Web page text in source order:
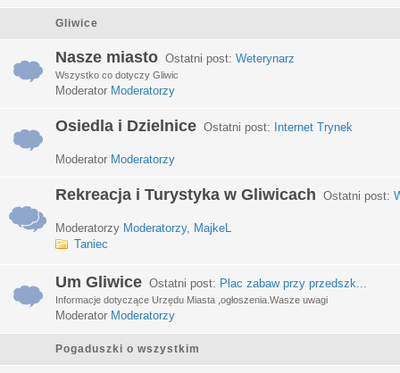
Gliwice
Nasze miasto Ostatni post: Weterynarz
Wszystko co dotyczy Gliwic
Moderator Moderatorzy
Osiedla i Dzielnice Ostatni post: Internet Trynek
Moderator Moderatorzy
Rekreacja i Turystyka w Gliwicach Ostatni post:
Moderatorzy Moderatorzy, MajkeL
Taniec
Um Gliwice Ostatni post: Plac zabaw przy przedszk...
Informacje dotyczące Urzędu Miasta ,ogłoszenia.Wasze uwagi
Moderator Moderatorzy
Pogaduszki o wszystkim